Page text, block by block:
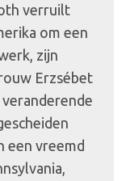
verruilt
om een
zijn
Erzsébet
een vreemd